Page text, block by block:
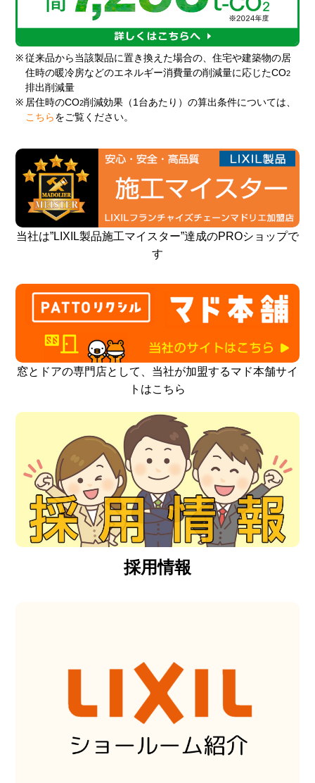
※ 従来品から当該製品に置き換えた場合の、住宅や建築物の居
住時の暖冷房などのエネルギー消費量の削減量に応じたCO2
排出削減量
※ 居住時のCO2削減効果（1台あたり）の算出条件については、
こちら をご覧ください。
当社は”LIXIL製品施工マイスター”達成のPROショップで
す
窓とドアの専門店として、当社が加盟するマド本舗サイ
トはこちら
採用情報